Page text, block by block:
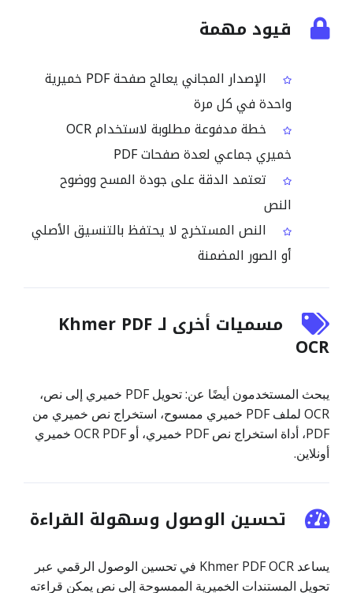
قيود مهمة
الإصدار المجاني يعالج صفحة PDF خميرية
واحدة في كل مرة
خطة مدفوعة مطلوبة لاستخدام OCR
خميري جماعي لعدة صفحات PDF
تعتمد الدقة على جودة المسح ووضوح
النص
النص المستخرج لا يحتفظ بالتنسيق الأصلي
أو الصور المضمنة
مسميات أخرى لـ Khmer PDF
OCR
يبحث المستخدمون أيضًا عن: تحويل PDF خميري إلى نص،
OCR لملف PDF خميري ممسوح، استخراج نص خميري من
PDF، أداة استخراج نص PDF خميري، أو OCR PDF خميري
أونلاين.
تحسين الوصول وسهولة القراءة
يساعد Khmer PDF OCR في تحسين الوصول الرقمي عبر
تحويل المستندات الخميرية الممسوحة إلى نص يمكن قراءته